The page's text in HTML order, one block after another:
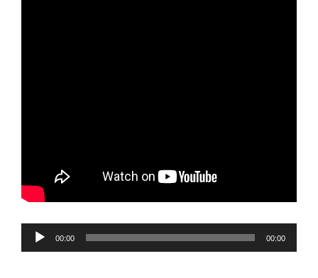
Reproductor
00:00 00:00